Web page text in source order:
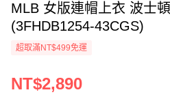
MLB 女版連帽上衣 波士
(3FHDB1254-43CGS)
超取滿NT$499免運
NT$2,890